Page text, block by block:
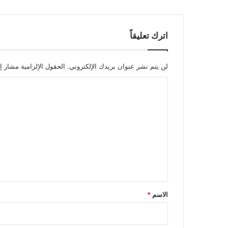
اترك تعليقاً
لن يتم نشر عنوان بريدك الإلكتروني. الحقول الإلزامية مشار
*
الاسم *